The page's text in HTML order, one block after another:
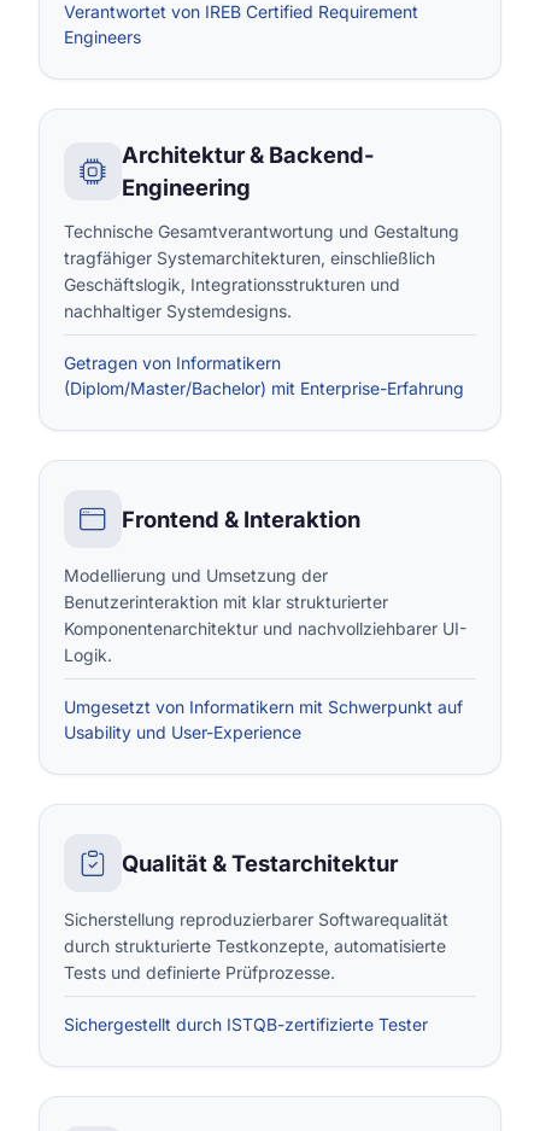
Verantwortet von IREB Certified Requirement
Engineers
Architektur & Backend-
Engineering
Technische Gesamtverantwortung und Gestaltung
tragfähiger Systemarchitekturen, einschließlich
Geschäftslogik, Integrationsstrukturen und
nachhaltiger Systemdesigns.
Getragen von Informatikern
(Diplom/Master/Bachelor) mit Enterprise-Erfahrung
Frontend & Interaktion
Modellierung und Umsetzung der
Benutzerinteraktion mit klar strukturierter
Komponentenarchitektur und nachvollziehbarer UI-
Logik.
Umgesetzt von Informatikern mit Schwerpunkt auf
Usability und User-Experience
Qualität & Testarchitektur
Sicherstellung reproduzierbarer Softwarequalität
durch strukturierte Testkonzepte, automatisierte
Tests und definierte Prüfprozesse.
Sichergestellt durch ISTQB-zertifizierte Tester